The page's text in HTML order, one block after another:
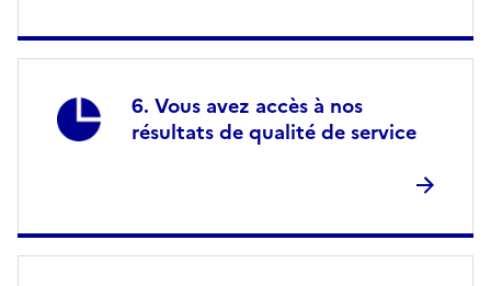
Vous avez accès à nos
résultats de qualité de service